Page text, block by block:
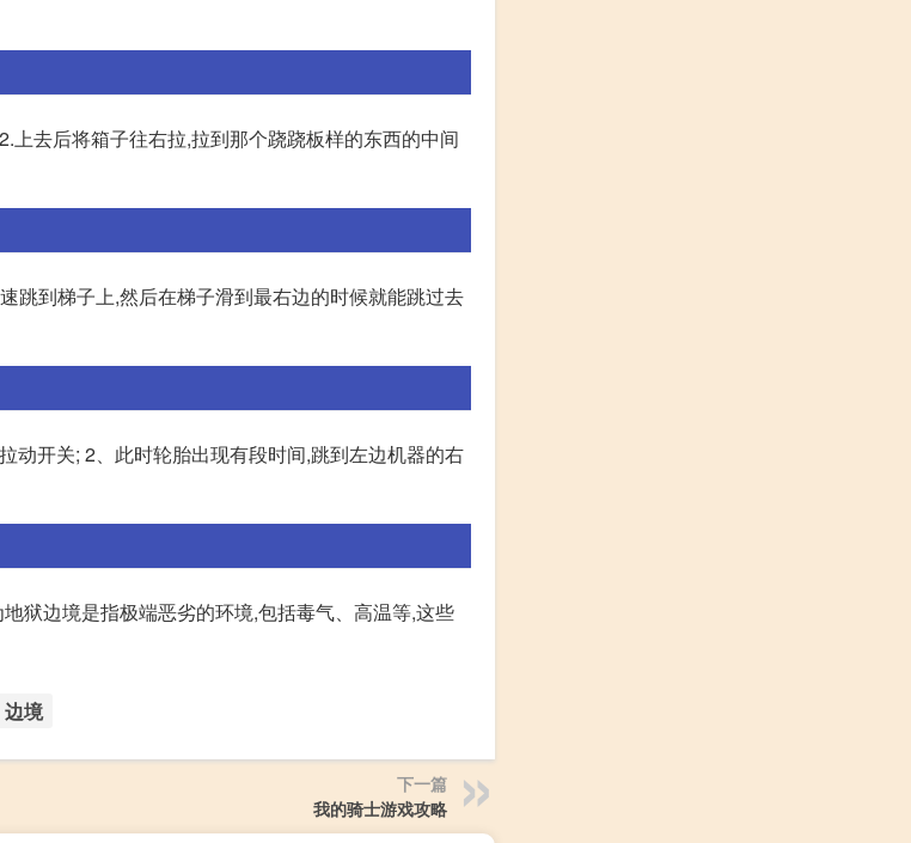
去后将箱子往右拉,拉到那个跷跷板样的东西的中间
跳到梯子上,然后在梯子滑到最右边的时候就能跳过去
动开关; 2、此时轮胎出现有段时间,跳到左边机器的右
狱边境是指极端恶劣的环境,包括毒气、高温等,这些
边境
下一篇
我的骑士游戏攻略